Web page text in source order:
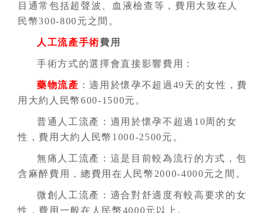
目通常包括超聲波、血液檢查等，費用大致在人
民幣300-800元之間。
人工流產手術費用
手術方式的選擇會直接影響費用：
藥物流產 ：適用於懷孕不超過49天的女性，費
用大約人民幣600-1500元。
普通人工流產：適用於懷孕不超過10周的女
性，費用大約人民幣1000-2500元。
無痛人工流產：這是目前較為流行的方式，包
含麻醉費用，總費用在人民幣2000-4000元之間。
微創人工流產：適合對舒適度有較高要求的女
性，費用一般在人民幣4000元以上。